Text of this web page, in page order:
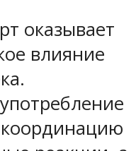
оказывает
влияние
координацию